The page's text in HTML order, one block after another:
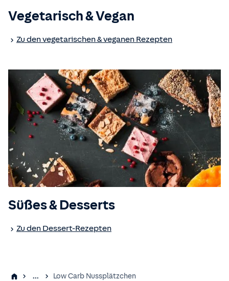
Vegetarisch & Vegan
Zu den vegetarischen & veganen Rezepten
Süßes & Desserts
Zu den Dessert-Rezepten
... Low Carb Nussplätzchen